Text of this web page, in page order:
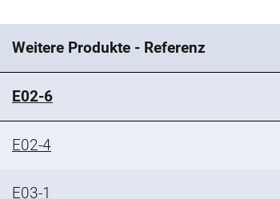
Weitere Produkte - Referenz
E02-6
E02-4
E03-1